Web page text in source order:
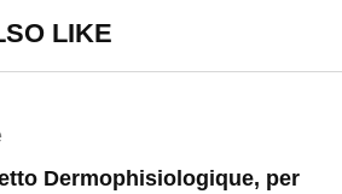
LIKE
Dermophisiologique, per